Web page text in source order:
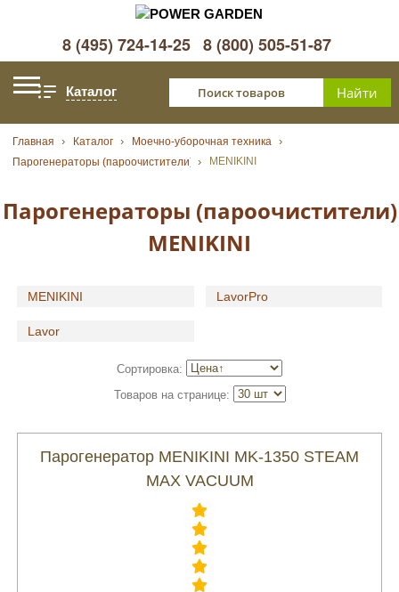
8 (495) 724-14-25 8 (800) 505-51-87
Каталог
Главная Каталог
Моечно-уборочная техника
Парогенераторы (пароочистители)
MENIKINI
Парогенераторы (пароочистители)
MENIKINI
MENIKINI LavorPro
Lavor
Сортировка:
Товаров на странице:
Парогенератор MENIKINI MK-1350 STEAM
MAX VACUUM